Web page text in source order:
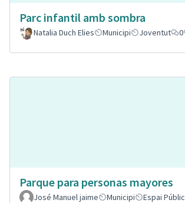
Parc infantil amb sombra
Natalia Duch Elies
Municipi Joventut 0
Parque para personas mayores
José Manuel jaime
Municipi Espai Públic